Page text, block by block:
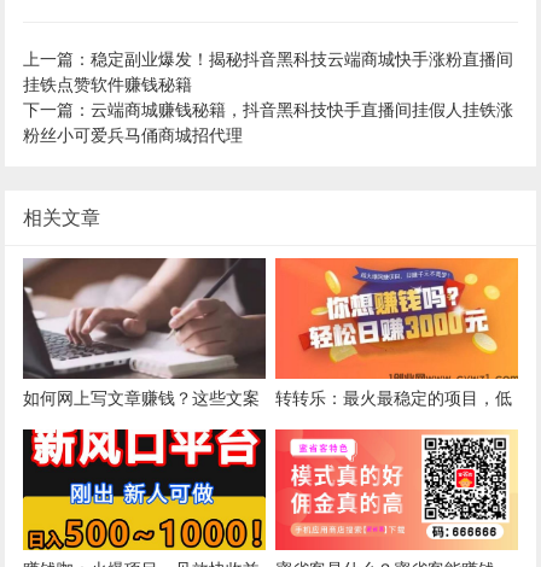
上一篇：稳定副业爆发！揭秘抖音黑科技云端商城快手涨粉直播间
挂铁点赞软件赚钱秘籍
下一篇：云端商城赚钱秘籍，抖音黑科技快手直播间挂假人挂铁涨
粉丝小可爱兵马俑商城招代理
相关文章
如何网上写文章赚钱？这些文案
投稿赚钱的平台，轻松月入2万
转转乐：最火最稳定的项目，低
投资高收益，劲爆来袭。